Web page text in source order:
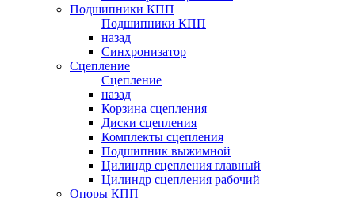
Подшипники КПП
Подшипники КПП
назад
Синхронизатор
Сцепление
Сцепление
назад
Корзина сцепления
Диски сцепления
Комплекты сцепления
Подшипник выжимной
Цилиндр сцепления главный
Цилиндр сцепления рабочий
Опоры КПП